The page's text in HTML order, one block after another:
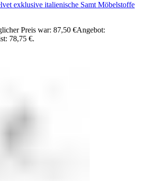
exklusive italienische Samt Möbelstoffe
Preis war: 87,50 €Angebot:
78,75 €.